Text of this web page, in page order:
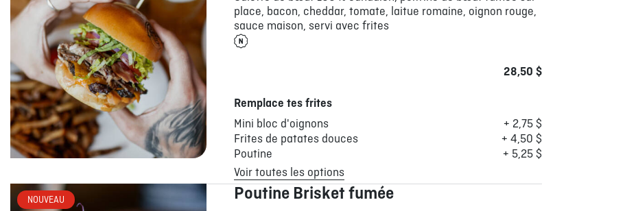
place, bacon, cheddar, tomate, laitue romaine, oignon rouge,
sauce maison, servi avec frites
28,50 $
Remplace tes frites
Mini bloc d'oignons
+ 2,75 $
Frites de patates douces
+ 4,50 $
Poutine
+ 5,25 $
Voir toutes les options
NOUVEAU Poutine Brisket fumée